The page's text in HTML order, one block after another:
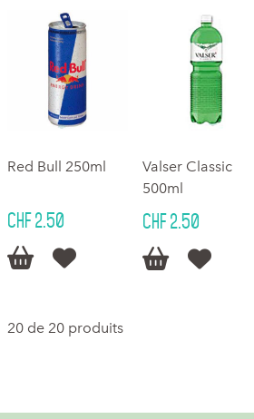
Red Bull 250ml
CHF 2.50
 
Valser Classic
500ml
CHF 2.50
 
20 de 20 produits